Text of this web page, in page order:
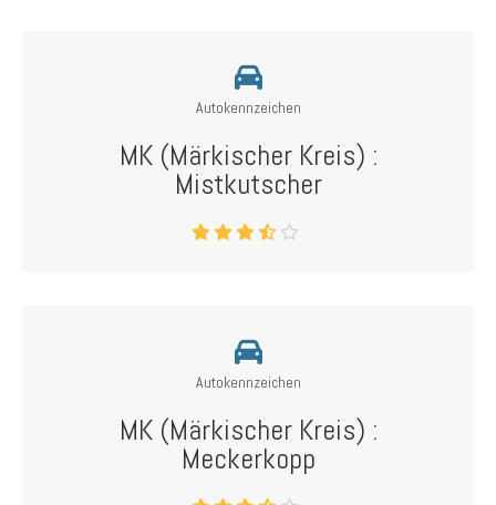
Autokennzeichen
MK (Märkischer Kreis) :
Mistkutscher
Autokennzeichen
MK (Märkischer Kreis) :
Meckerkopp